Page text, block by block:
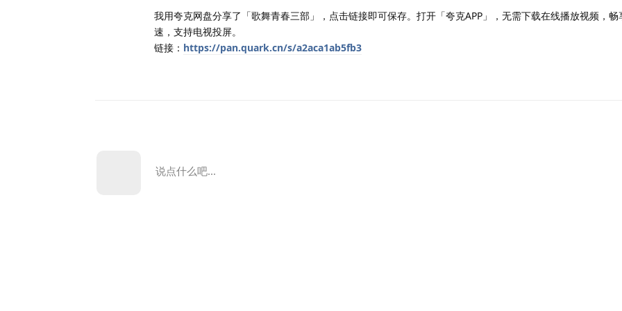
我用夸克网盘分享了「歌舞青春三部」，点击链接即可保存。打开「夸克APP」，无需下载在线播放视频，畅
速，支持电视投屏。
链接： https://pan.quark.cn/s/a2aca1ab5fb3
说点什么吧...